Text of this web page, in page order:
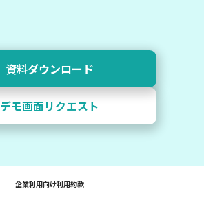
デモ画面リクエスト
資料ダウンロード
企業利用向け利用約款